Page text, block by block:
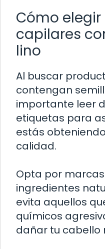
Cómo
capilares
lino
Al buscar
contengan
importante leer
etiquetas para
estás
calidad.
Opta por
ingredientes
evita aquellos
químicos
dañar tu cabello